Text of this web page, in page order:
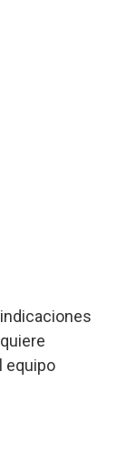
equipo